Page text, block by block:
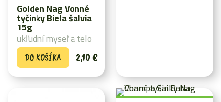
Golden Nag Vonné
tyčinky Biela šalvia
15g
2,10€
ukľudní myseľ a telo
DO KOŠÍKA